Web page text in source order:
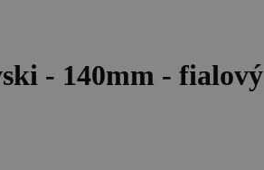
- 140mm - fialový